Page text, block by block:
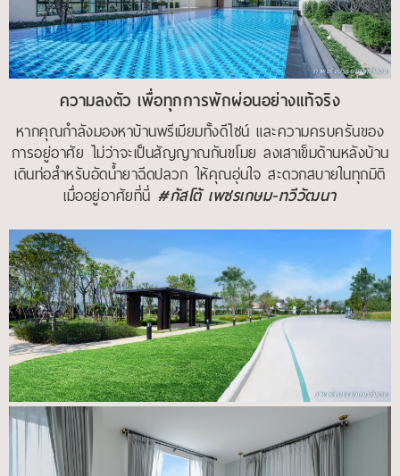
ภาพจริงบรรยากาศจำลอง
ความลงตัว เพื่อทุกการพักผ่อนอย่างแท้จริง
หากคุณกำลังมองหาบ้านพรีเมียมทั้งดีไซน์ และความครบครันของ
การอยู่อาศัย ไม่ว่าจะเป็นสัญญาณกันขโมย ลงเสาเข็มด้านหลังบ้าน
เดินท่อสำหรับอัดน้ำยาฉีดปลวก ให้คุณอุ่นใจ สะดวกสบายในทุกมิติ
เมื่ออยู่อาศัยที่นี่ #กัสโต้ เพชรเกษม-ทวีวัฒนา
ภาพจริงบรรยากาศจำลอง